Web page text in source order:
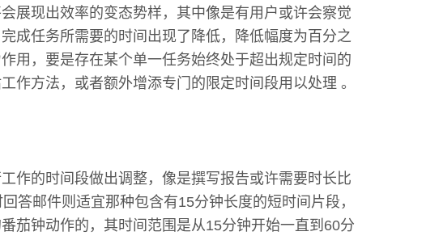
展现出效率的变态势样，其中像是有用户或许会察觉
成任务所需要的时间出现了降低，降低幅度为百分之
用，要是存在某个单一任务始终处于超出规定时间的
作方法，或者额外增添专门的限定时间段用以处理 。
作的时间段做出调整，像是撰写报告或许需要时长比
答邮件则适宜那种包含有15分钟长度的短时间片段，
茄钟动作的，其时间范围是从15分钟开始一直到60分